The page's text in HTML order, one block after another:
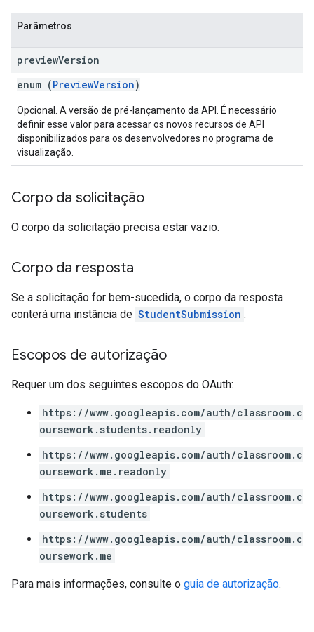
Parâmetros
previewVersion
enum (PreviewVersion)
Opcional. A versão de pré-lançamento da API. É necessário
definir esse valor para acessar os novos recursos de API
disponibilizados para os desenvolvedores no programa de
visualização.
Corpo da solicitação
O corpo da solicitação precisa estar vazio.
Corpo da resposta
Se a solicitação for bem-sucedida, o corpo da resposta
conterá uma instância de StudentSubmission .
Escopos de autorização
Requer um dos seguintes escopos do OAuth:
https://www.googleapis.com/auth/classroom.c
oursework.students.readonly
https://www.googleapis.com/auth/classroom.c
oursework.me.readonly
https://www.googleapis.com/auth/classroom.c
oursework.students
https://www.googleapis.com/auth/classroom.c
oursework.me
Para mais informações, consulte o guia de autorização.